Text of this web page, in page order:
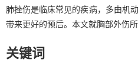
肺挫伤是临床常见的疾病，多由机
带来更好的预后。本文就胸部外伤
关键词